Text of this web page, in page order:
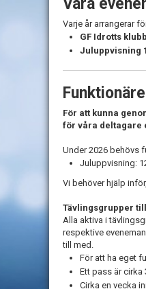
Våra
Varje år arrangerar
GF Idrotts
Juluppvisning
För att kunna
för våra deltagare
Under 2026 behövs
Juluppvisning:
Vi behöver hjälp
Tävlingsgrupper
Alla aktiva i
respektive
till med.
För att ha eget
Ett pass är cirka
Cirka en vecka